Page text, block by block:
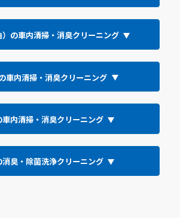
の車内清掃・消臭クリーニング
車内清掃・消臭クリーニング
車内清掃・消臭クリーニング
消臭・除菌洗浄クリーニング